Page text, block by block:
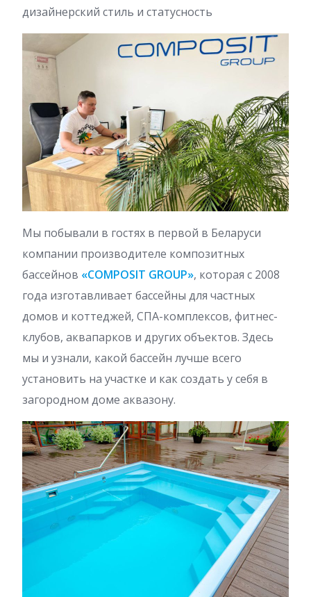
дизайнерский стиль и статусность
Мы побывали в гостях в первой в Беларуси
компании производителе композитных
бассейнов «COMPOSIT GROUP», которая с 2008
года изготавливает бассейны для частных
домов и коттеджей, СПА-комплексов, фитнес-
клубов, аквапарков и других объектов. Здесь
мы и узнали, какой бассейн лучше всего
установить на участке и как создать у себя в
загородном доме аквазону.